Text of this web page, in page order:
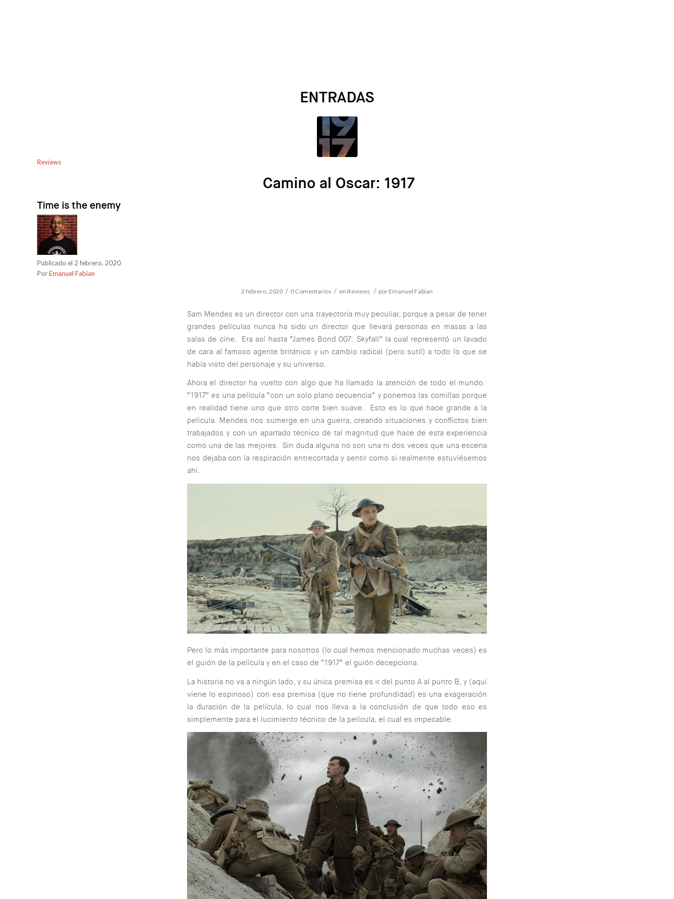
ENTRADAS
Reviews
Camino al Oscar: 1917
Time is the enemy
Publicado el 2 febrero, 2020
PorEmanuel Fabian
2 febrero, 2020 / 0 Comentarios / en Reviews / por Emanuel Fabian
Sam Mendes es un director con una trayectoria muy peculiar, porque a pesar de tener
grandes películas nunca ha sido un director que llevará personas en masas a las
salas de cine. Era así hasta “James Bond 007: Skyfall” la cual representó un lavado
de cara al famoso agente británico y un cambio radical (pero sutil) a todo lo que se
había visto del personaje y su universo.
Ahora el director ha vuelto con algo que ha llamado la atención de todo el mundo.
“1917” es una película “con un solo plano secuencia” y ponemos las comillas porque
en realidad tiene uno que otro corte bien suave. Esto es lo que hace grande a la
película. Mendes nos sumerge en una guerra, creando situaciones y conflictos bien
trabajados y con un apartado técnico de tal magnitud que hace de esta experiencia
como una de las mejores. Sin duda alguna no son una ni dos veces que una escena
nos dejaba con la respiración entrecortada y sentir como si realmente estuviésemos
ahí.
Pero lo más importante para nosotros (lo cual hemos mencionado muchas veces) es
el guión de la película y en el caso de “1917” el guión decepciona.
La historia no va a ningún lado, y su única premisa es ir del punto A al punto B, y (aquí
viene lo espinoso) con esa premisa (que no tiene profundidad) es una exageración
la duración de la película, lo cual nos lleva a la conclusión de que todo eso es
simplemente para el lucimiento técnico de la película, el cual es impecable.